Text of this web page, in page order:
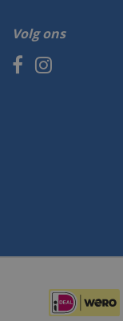
Volg ons